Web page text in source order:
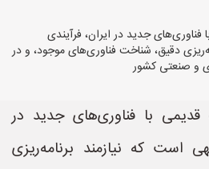
فناوری‌های جدید در ایران، فرآیندی
دقیق، شناخت فناوری‌های موجود، و در
و صنعتی کشور
قدیمی با فناوری‌های جدید در
است که نیازمند برنامه‌ریزی